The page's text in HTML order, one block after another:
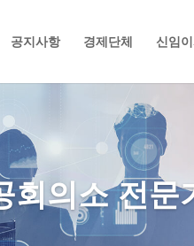
공지사항 경제단체 신임
회의소 전문